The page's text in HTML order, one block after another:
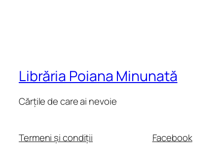
Librăria Poiana Minunată
Cărțile de care ai nevoie
Termeni și condiții
Facebook